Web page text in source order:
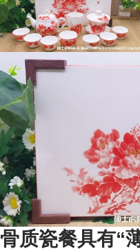
骨质瓷餐具有“